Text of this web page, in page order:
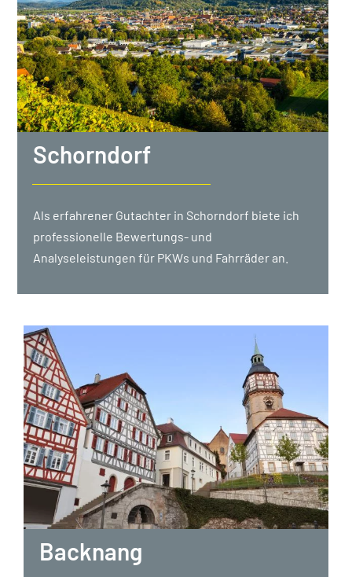
Schorndorf
Als erfahrener Gutachter in Schorndorf biete ich
professionelle Bewertungs- und
Analyseleistungen für PKWs und Fahrräder an.
Backnang